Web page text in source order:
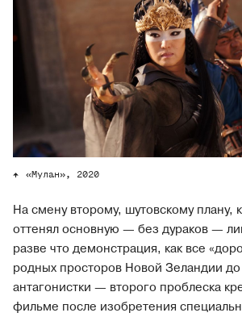
«Мулан», 2020
На смену второму, шутовскому плану,
оттенял основную — без дураков —
разве что демонстрация, как все
родных просторов Новой Зеландии
антагонистки — второго проблеска
фильме после изобретения